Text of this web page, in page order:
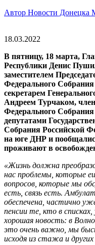
Автор Новости Донецка
18.03.2022
В пятницу, 18 марта,
Республики Денис
заместителем
Федерального
секретарем
Андреем Турчаком,
Федерального
депутатами
Собрания Российской
на юге ДНР и
проживают в
«Жизнь должна
нас проблемы, которые
вопросов, которые мы
есть, связь есть.
обеспечена, частично
пенсии те, кто в
хорошая новость: в
это очень важно, мы
исходя из стажа и